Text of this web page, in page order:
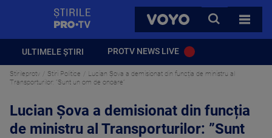
VOYO
CAUTA
TOATE
ULTIMELE ȘTIRI PROTV NEWS LIVE
Stirileprotv Stiri Politice
Lucian Șova a demisionat din funcția de ministru al
Transporturilor: ”Sunt un om de onoare”
Lucian Șova a demisionat din funcția
de ministru al Transporturilor: ”Sunt